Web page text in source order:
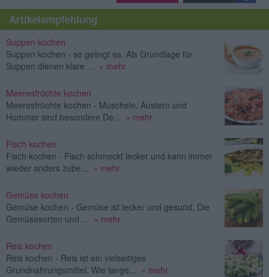
Artikelempfehlung
Suppen kochen
Suppen kochen - so gelingt es. Als Grundlage für
Suppen dienen klare ... » mehr
Meeresfrüchte kochen
Meeresfrüchte kochen - Muscheln, Austern und
Hummer sind besondere De... » mehr
Fisch kochen
Fisch kochen - Fisch schmeckt lecker und kann immer
wieder anders zube... » mehr
Gemüse kochen
Gemüse kochen - Gemüse ist lecker und gesund. Die
Gemüsesorten und ... » mehr
Reis kochen
Reis kochen - Reis ist ein vielseitiges
Grundnahrungsmittel. Wie lange... » mehr